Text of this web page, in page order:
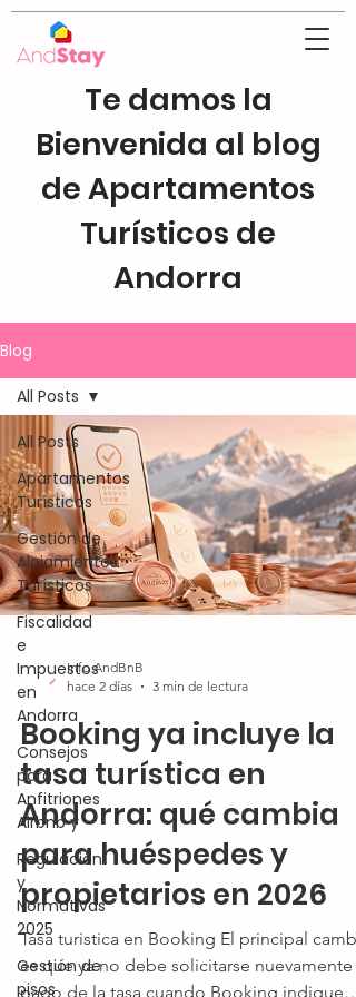
Te damos la
Bienvenida al blog
de Apartamentos
Turísticos de
Andorra
Blog
All Posts
Apartamentos
Turísticos
Gestión de
Alojamientos
Turísticos
Fiscalidad
e
Impuestos
en
Andorra
Consejos
para
Anfitriones
Airbnb y
Regulación
y
Normativas
2025
Gestión de
pisos
All Posts
Info AndBnB
hace 2 días
3 min de lectura
Booking ya incluye la
tasa turística en
Andorra: qué cambia
para huéspedes y
propietarios en 2026
Tasa turistica en Booking El principal
es que ya no debe solicitarse nuevamente
pago de la tasa cuando Booking indique